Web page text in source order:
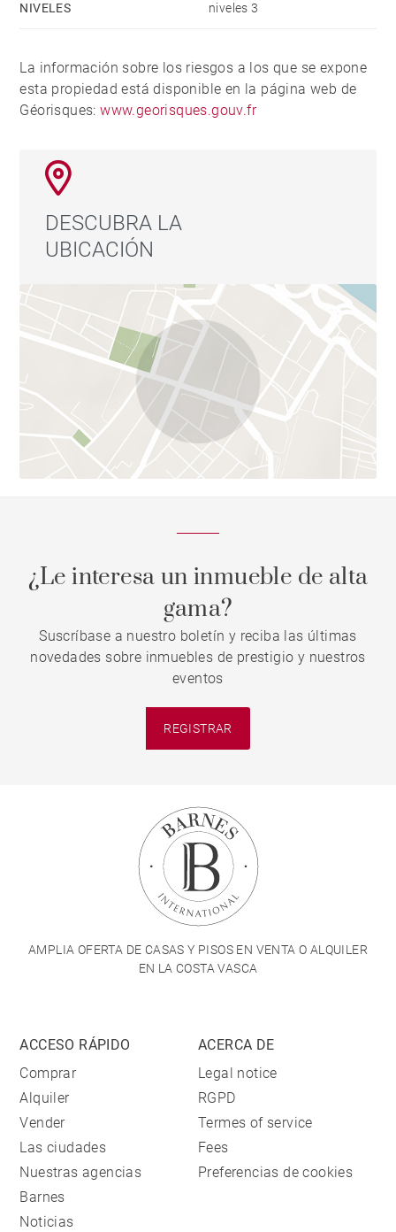
NIVELES niveles 3
La información sobre los riesgos a los que se expone
esta propiedad está disponible en la página web de
Géorisques:www.georisques.gouv.fr
DESCUBRA LA
UBICACIÓN
¿Le interesa un inmueble de alta
gama?
Suscríbase a nuestro boletín y reciba las últimas
novedades sobre inmuebles de prestigio y nuestros
eventos
REGISTRAR
AMPLIA OFERTA DE CASAS Y PISOS EN VENTA O ALQUILER
EN LA COSTA VASCA
ACCESO RÁPIDO
Comprar
Alquiler
Vender
Las ciudades
Nuestras agencias
Barnes
Noticias
ACERCA DE
Legal notice
RGPD
Termes of service
Fees
Preferencias de cookies